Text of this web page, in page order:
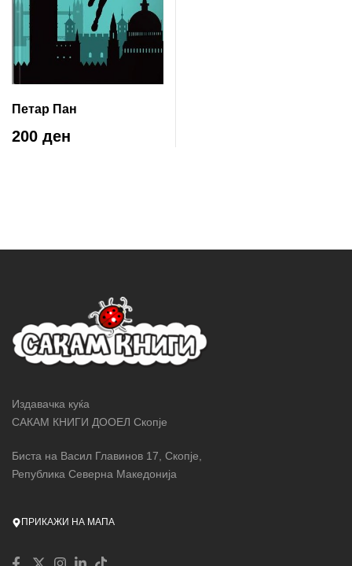
Петар Пан
200 ден
Издавачка куќа
САКАМ КНИГИ ДООЕЛ Скопје
Биста на Васил Главинов 17, Скопје,
Република Северна Македонија
ПРИКАЖИ НА МАПА